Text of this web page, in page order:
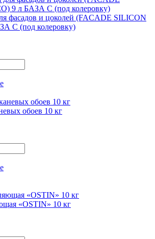
фасадов и цоколей (FACADE SILICON
С (под колеровку)
обоев 10 кг
«OSTIN» 10 кг